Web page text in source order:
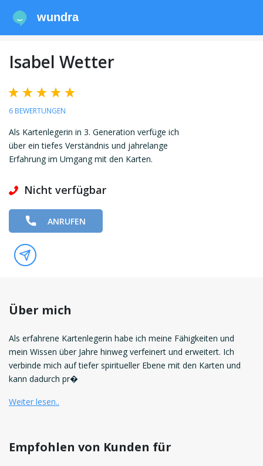
wundra
Isabel Wetter
6 BEWERTUNGEN
Als Kartenlegerin in 3. Generation verfüge ich
über ein tiefes Verständnis und jahrelange
Erfahrung im Umgang mit den Karten.
Nicht verfügbar
ANRUFEN
Über mich
Als erfahrene Kartenlegerin habe ich meine Fähigkeiten und
mein Wissen über Jahre hinweg verfeinert und erweitert. Ich
verbinde mich auf tiefer spiritueller Ebene mit den Karten und
kann dadurch pr�
Weiter lesen..
Empfohlen von Kunden für